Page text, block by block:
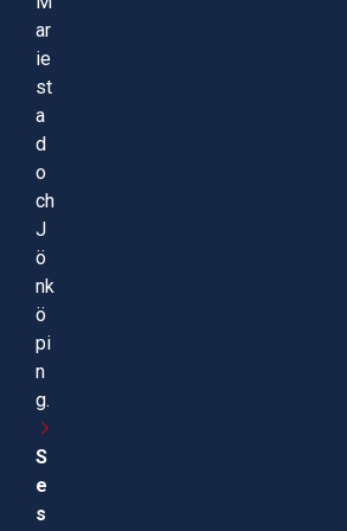
ar
ie
st
a
d
o
ch
J
ö
nk
ö
pi
n
g.
S
e
s